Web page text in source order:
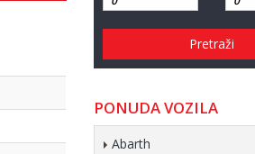
Pretraži
PONUDA VOZILA
Abarth